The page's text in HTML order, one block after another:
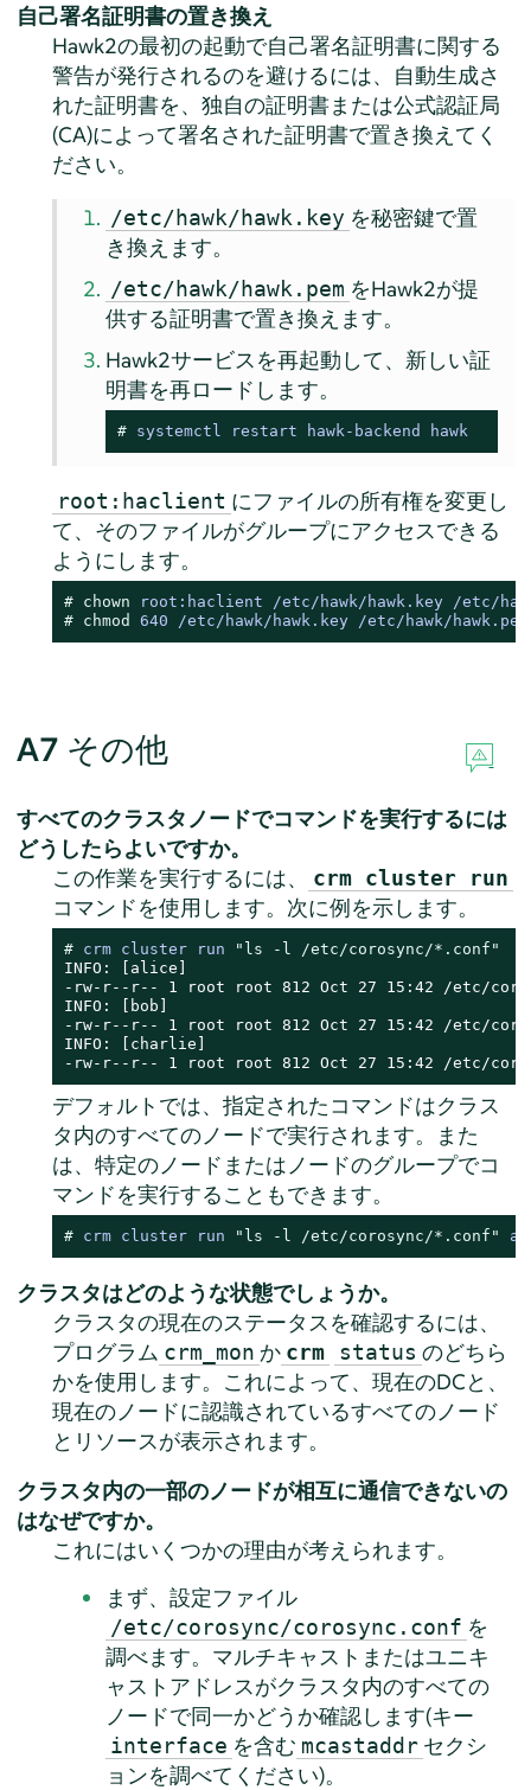
自己署名証明書の置き換え
Hawk2の最初の起動で自己署名証明書に関する
警告が発行されるのを避けるには、自動生成さ
れた証明書を、独自の証明書または公式認証局
(CA)によって署名された証明書で置き換えてく
ださい。
/etc/hawk/hawk.key を秘密鍵で置
き換えます。
/etc/hawk/hawk.pem をHawk2が提
供する証明書で置き換えます。
Hawk2サービスを再起動して、新しい証
明書を再ロードします。
# systemctl restart hawk-backend hawk
root:haclient にファイルの所有権を変更し
て、そのファイルがグループにアクセスできる
ようにします。
# chown root:haclient /etc/hawk/hawk.key /etc/
# chmod 640 /etc/hawk/hawk.key /etc/hawk/hawk.pem
A7 その他
すべてのクラスタノードでコマンドを実行するには
どうしたらよいですか。
この作業を実行するには、
crm cluster run
コマンドを使用します。次に例を示します。
# crm cluster run
"ls -l /etc/corosync/*.conf"
INFO: [alice]
-rw-r--r-- 1 root root 812 Oct 27 15:42 /etc/
INFO: [bob]
-rw-r--r-- 1 root root 812 Oct 27 15:42 /etc/
INFO: [charlie]
-rw-r--r-- 1 root root 812 Oct 27 15:42 /etc/
デフォルトでは、指定されたコマンドはクラス
タ内のすべてのノードで実行されます。また
は、特定のノードまたはノードのグループでコ
マンドを実行することもできます。
# crm cluster run "ls -l /etc/corosync/*.conf"
クラスタはどのような状態でしょうか。
クラスタの現在のステータスを確認するには、
プログラム crm_mon か crm status のどちら
かを使用します。これによって、現在のDCと、
現在のノードに認識されているすべてのノード
とリソースが表示されます。
クラスタ内の一部のノードが相互に通信できないの
はなぜですか。
これにはいくつかの理由が考えられます。
まず、設定ファイル
/etc/corosync/corosync.conf を
調べます。マルチキャストまたはユニキ
ャストアドレスがクラスタ内のすべての
ノードで同一かどうか確認します(キー
interface を含む mcastaddr セクシ
ョンを調べてください)。